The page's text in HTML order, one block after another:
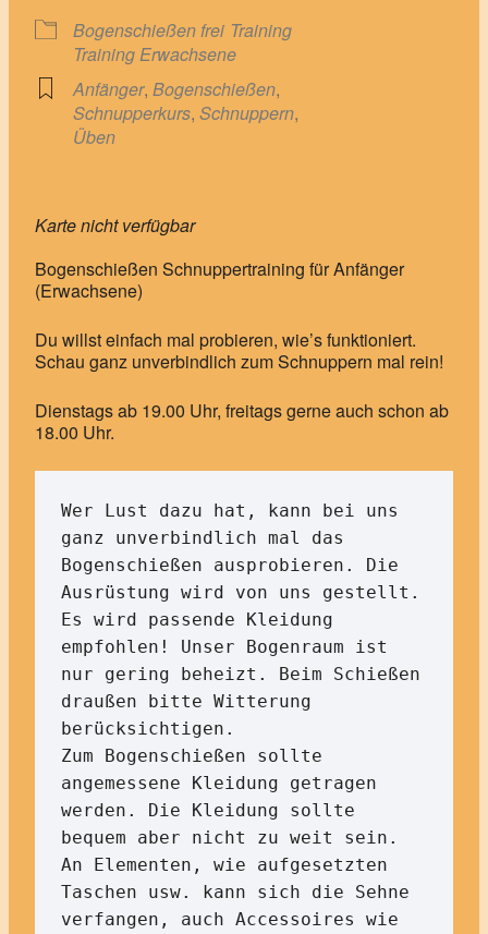
Bogenschießen frei Training
Training Erwachsene
Anfänger, Bogenschießen,
Schnupperkurs, Schnuppern,
Üben
Karte nicht verfügbar
Bogenschießen Schnuppertraining für Anfänger
(Erwachsene)
Du willst einfach mal probieren, wie’s funktioniert.
Schau ganz unverbindlich zum Schnuppern mal rein!
Dienstags ab 19.00 Uhr, freitags gerne auch schon ab
18.00 Uhr.
Wer Lust dazu hat, kann bei uns
ganz unverbindlich mal das
Bogenschießen ausprobieren. Die
Ausrüstung wird von uns gestellt.
Es wird passende Kleidung
empfohlen! Unser Bogenraum ist
nur gering beheizt. Beim Schießen
draußen bitte Witterung
berücksichtigen.
Zum Bogenschießen sollte
angemessene Kleidung getragen
werden. Die Kleidung sollte
bequem aber nicht zu weit sein.
An Elementen, wie aufgesetzten
Taschen usw. kann sich die Sehne
verfangen, auch Accessoires wie